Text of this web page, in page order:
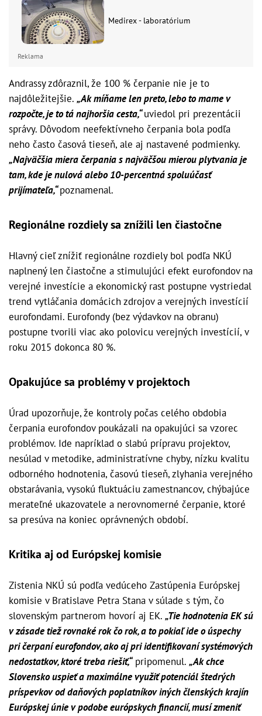
Medirex - laboratórium
Reklama
Andrassy zdôraznil, že 100 % čerpanie nie je to
najdôležitejšie. „Ak míňame len preto, lebo to mame v
rozpočte, je to tá najhoršia cesta,“uviedol pri prezentácii
správy. Dôvodom neefektívneho čerpania bola podľa
neho často časová tieseň, ale aj nastavené podmienky.
„Najväčšia miera čerpania s najväčšou mierou plytvania je
tam, kde je nulová alebo 10-percentná spoluúčasť
prijímateľa,“poznamenal.
Regionálne rozdiely sa znížili len čiastočne
Hlavný cieľ znížiť regionálne rozdiely bol podľa NKÚ
naplnený len čiastočne a stimulujúci efekt eurofondov na
verejné investície a ekonomický rast postupne vystriedal
trend vytláčania domácich zdrojov a verejných investícií
eurofondami. Eurofondy (bez výdavkov na obranu)
postupne tvorili viac ako polovicu verejných investícií, v
roku 2015 dokonca 80 %.
Opakujúce sa problémy v projektoch
Úrad upozorňuje, že kontroly počas celého obdobia
čerpania eurofondov poukázali na opakujúci sa vzorec
problémov. Ide napríklad o slabú prípravu projektov,
nesúlad v metodike, administratívne chyby, nízku kvalitu
odborného hodnotenia, časovú tieseň, zlyhania verejného
obstarávania, vysokú fluktuáciu zamestnancov, chýbajúce
merateľné ukazovatele a nerovnomerné čerpanie, ktoré
sa presúva na koniec oprávnených období.
Kritika aj od Európskej komisie
Zistenia NKÚ sú podľa vedúceho Zastúpenia Európskej
komisie v Bratislave Petra Stana v súlade s tým, čo
slovenským partnerom hovorí aj EK. „Tie hodnotenia EK sú
v zásade tiež rovnaké rok čo rok, a to pokiaľ ide o úspechy
pri čerpaní eurofondov, ako aj pri identifikovaní systémových
nedostatkov, ktoré treba riešiť,“pripomenul. „Ak chce
Slovensko uspieť a maximálne využiť potenciál štedrých
príspevkov od daňových poplatníkov iných členských krajín
Európskej únie v podobe európskych financií, musí zmeniť